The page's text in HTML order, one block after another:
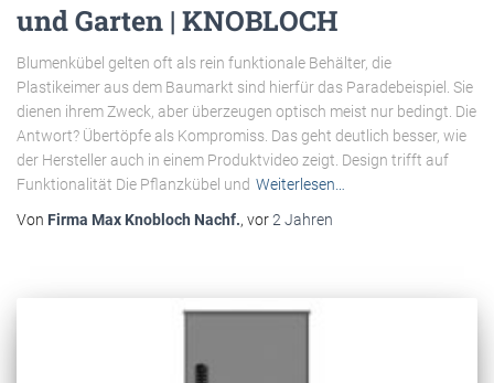
und Garten | KNOBLOCH
Blumenkübel gelten oft als rein funktionale Behälter, die
Plastikeimer aus dem Baumarkt sind hierfür das Paradebeispiel. Sie
dienen ihrem Zweck, aber überzeugen optisch meist nur bedingt. Die
Antwort? Übertöpfe als Kompromiss. Das geht deutlich besser, wie
der Hersteller auch in einem Produktvideo zeigt. Design trifft auf
Funktionalität Die Pflanzkübel und Weiterlesen…
Von Firma Max Knobloch Nachf., vor2 Jahren